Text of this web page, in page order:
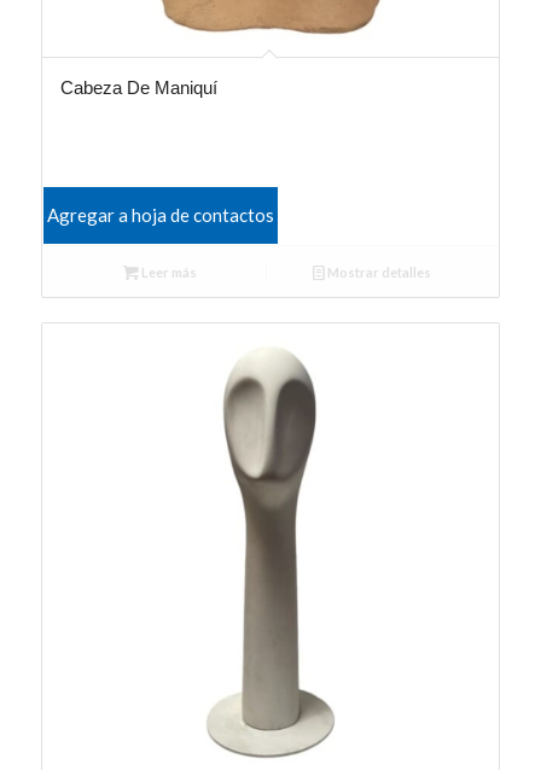
Cabeza De Maniquí
Agregar a hoja de contactos
Leer más Mostrar detalles